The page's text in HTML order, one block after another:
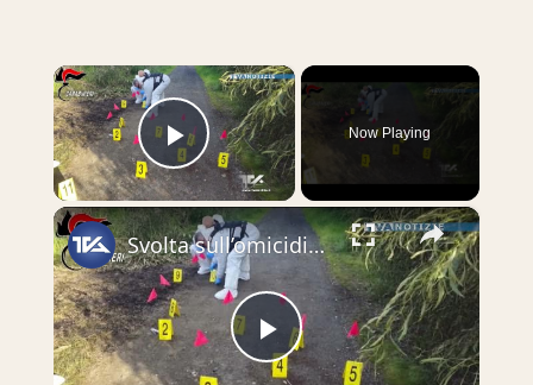
×
Play Video
Now Playing
×
Play
Svolta sull’omicidio di Salvatore Alfio Privitera, ritrovato carbonizzato il 6 gennaio nelle campagn